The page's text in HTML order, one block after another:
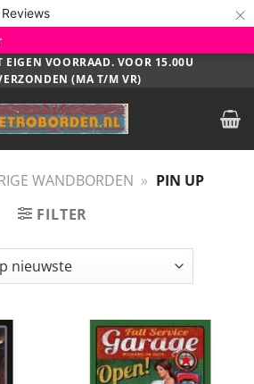
Reviews ×
EIGEN VOORRAAD. VOOR 15.00U
(MA T/M VR)
WANDBORDEN » PIN UP
FILTER